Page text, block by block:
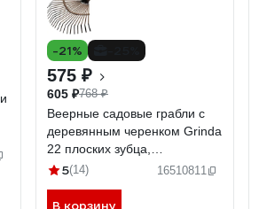
-21%
575 ₽
605 ₽768 ₽
Веерные садовые грабли с
деревянным черенком Grinda
22 плоских зубца,
440х260х1500 мм 39593
5(14) 16510811
В корзину